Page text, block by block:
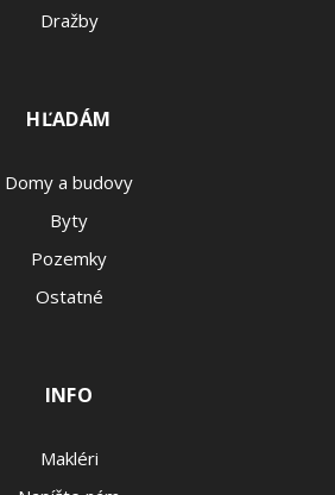
Dražby
HĽADÁM
Domy a budovy
Byty
Pozemky
Ostatné
INFO
Makléri